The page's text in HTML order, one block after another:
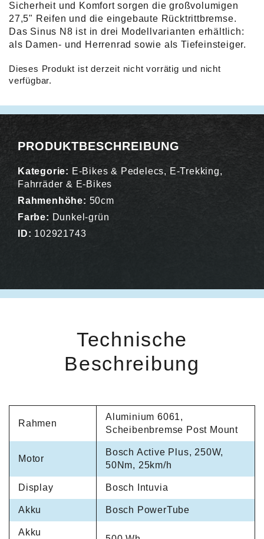
Sicherheit und Komfort sorgen die großvolumigen
27,5" Reifen und die eingebaute Rücktrittbremse.
Das Sinus N8 ist in drei Modellvarianten erhältlich:
als Damen- und Herrenrad sowie als Tiefeinsteiger.
Dieses Produkt ist derzeit nicht vorrätig und nicht
verfügbar.
PRODUKTBESCHREIBUNG
Kategorie: E-Bikes & Pedelecs, E-Trekking,
Fahrräder & E-Bikes
Rahmenhöhe: 50cm
Farbe: Dunkel-grün
ID: 102921743
Technische
Beschreibung
Rahmen
Aluminium 6061,
Scheibenbremse Post Mount
Motor
Bosch Active Plus, 250W,
50Nm, 25km/h
Display Bosch Intuvia
Akku Bosch PowerTube
Akku